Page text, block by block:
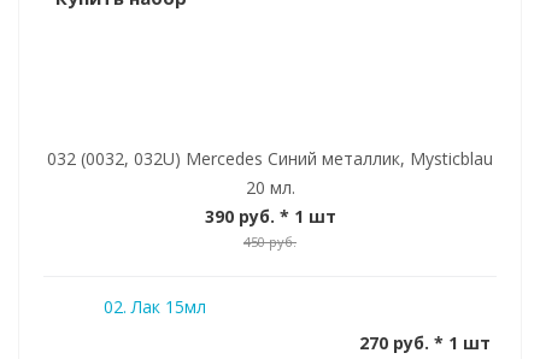
032 (0032, 032U) Mercedes Синий металлик, Mysticblau
20 мл.
390 руб. * 1 шт
450 руб.
02. Лак 15мл
270 руб. * 1 шт